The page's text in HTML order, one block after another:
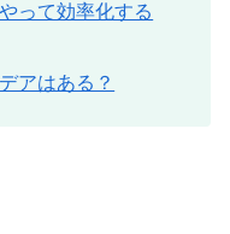
って効率化する
アはある？